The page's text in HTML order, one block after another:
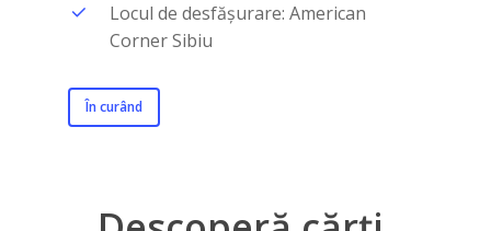
Locul de desfășurare: American
Corner Sibiu
În curând